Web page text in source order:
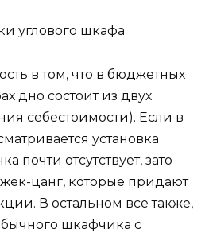
углового шкафа
в том, что в бюджетных
дно состоит из двух
себестоимости). Если в
установка
почти отсутствует, зато
цанг, которые придают
В остальном все также,
шкафчика с